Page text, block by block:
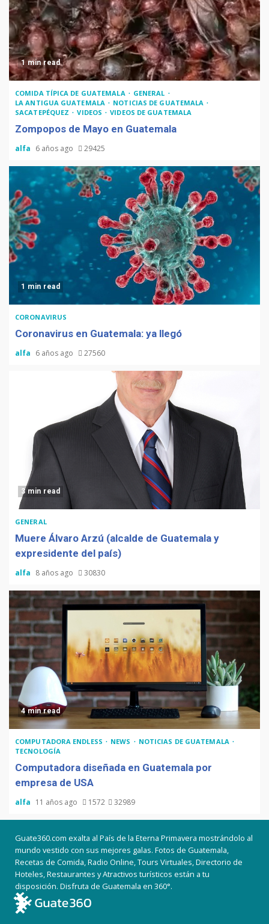
1 min read
COMIDA TÍPICA DE GUATEMALA
GENERAL
LA ANTIGUA GUATEMALA
NOTICIAS DE GUATEMALA
SACATEPÉQUEZ
VIDEOS VIDEOS DE GUATEMALA
Zompopos de Mayo en Guatemala
alfa 6 años ago 29425
1 min read
CORONAVIRUS
Coronavirus en Guatemala: ya llegó
alfa 6 años ago 27560
3 min read
GENERAL
Muere Álvaro Arzú (alcalde de Guatemala y
expresidente del país)
alfa 8 años ago 30830
4 min read
COMPUTADORA ENDLESS NEWS
NOTICIAS DE GUATEMALA
TECNOLOGÍA
Computadora diseñada en Guatemala por
empresa de USA
alfa 11 años ago 1572 32989
Guate360.com exalta al País de la Eterna Primavera mostrándolo al
mundo vestido con sus mejores galas. Fotos de Guatemala,
Recetas de Comida, Radio Online, Tours Virtuales, Directorio de
Hoteles, Restaurantes y Atractivos turísticos están a tu
disposición. Disfruta de Guatemala en 360°.